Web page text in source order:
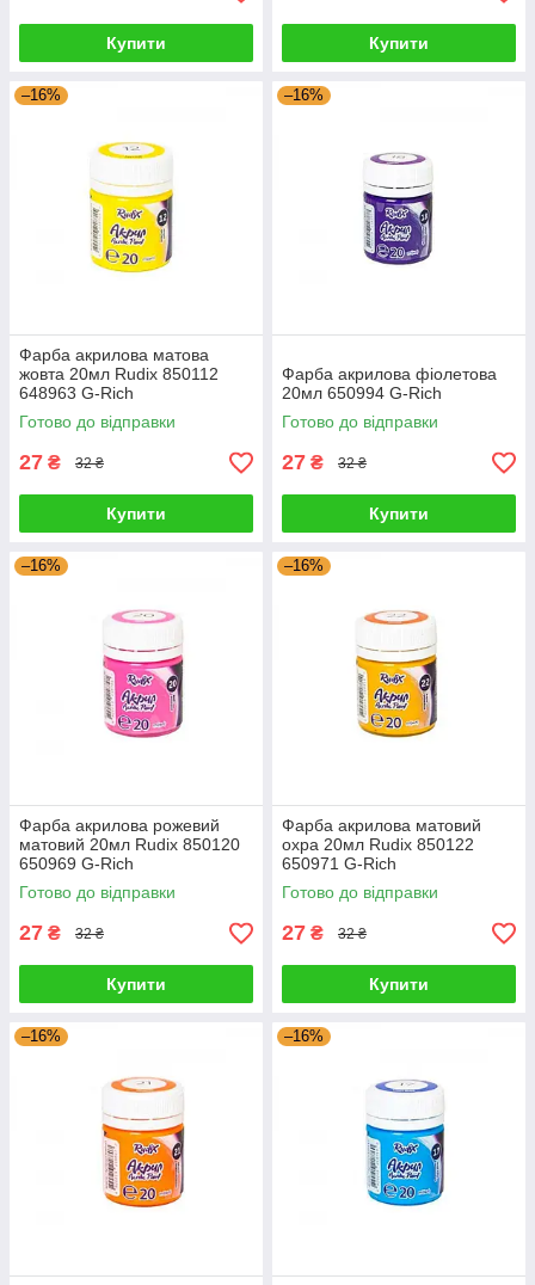
Купити Купити
–16%
Фарба акрилова матова
жовта 20мл Rudix 850112
648963 G-Rich
Готово до відправки
27 ₴ 32 ₴
Купити
–16%
Фарба акрилова фіолетова
20мл 650994 G-Rich
Готово до відправки
27 ₴ 32 ₴
Купити
–16%
Фарба акрилова рожевий
матовий 20мл Rudix 850120
650969 G-Rich
Готово до відправки
27 ₴ 32 ₴
Купити
–16%
Фарба акрилова матовий
охра 20мл Rudix 850122
650971 G-Rich
Готово до відправки
27 ₴ 32 ₴
Купити
–16% –16%